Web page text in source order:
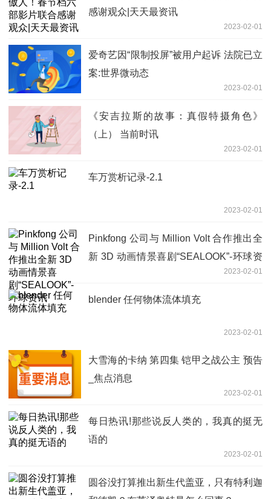
感谢观众|天天最资讯
2023-02-01
爱奇艺因“限制投屏”被用户起诉 法院已立
案:世界微动态
2023-02-01
《安吉拉斯的故事：真假特摄角色》
（上） 当前时讯
2023-02-01
车万赏析记录-2.1
2023-02-01
Pinkfong 公司与 Million Volt 合作推出全
新 3D 动画情景喜剧“SEALOOK”-环球资
2023-02-01
blender 任何物体流体填充
2023-02-01
大雪海的卡纳 第四集 铠甲之战公主 预告
_焦点消息
2023-02-01
每日热讯!那些说反人类的，我真的挺无
语的
2023-02-01
圆谷没打算推出新生代盖亚，只有特利迦